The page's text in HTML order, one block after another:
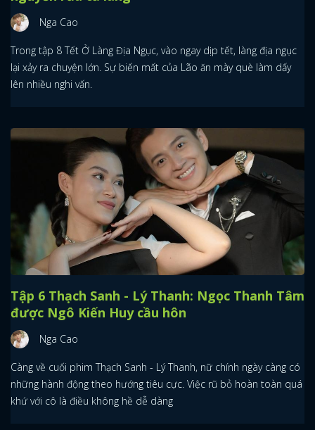
Nga Cao
Trong tập 8 Tết Ở Làng Địa Ngục, vào ngay dịp tết, làng địa ngục
lại xảy ra chuyện lớn. Sự biến mất của Lão ăn mày què làm dấy
lên nhiều nghi vấn.
Tập 6 Thạch Sanh - Lý Thanh: Ngọc Thanh Tâm
được Ngô Kiến Huy cầu hôn
Nga Cao
Càng về cuối phim Thạch Sanh - Lý Thanh, nữ chính ngày càng có
những hành động theo hướng tiêu cực. Việc rũ bỏ hoàn toàn quá
khứ với cô là điều không hề dễ dàng